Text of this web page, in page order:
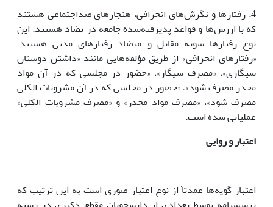
4. رفتارها و نگرش‌های انحرافی، هنجارهای ضداجتماعی هستند
که با ارزش‌ها و قواعد پذیرفته‌شده جامعه در تضاد هستند. این
نوع رفتارها سویه مقابل و متضاد رفتارهای مدنی هستند.
«رفتارهای انحرافی» از طریق مؤلفه‌هایی مانند «داشتن دوستان
سیگاری»، «مصرف سیگار»، «حضور در مجلسی که در آن مواد
مخدر مصرف شود»، «حضور در مجلسی که در آن مشروبات الکلی
مصرف شود»، «مصرف مواد مخدر» و «مصرف مشروبات الکلی»
عملیاتی شده است.
اعتبارو روایی
اعتبار گویه‌ها عمدتآ از نوع اعتبار صوری است به این ترتیب که